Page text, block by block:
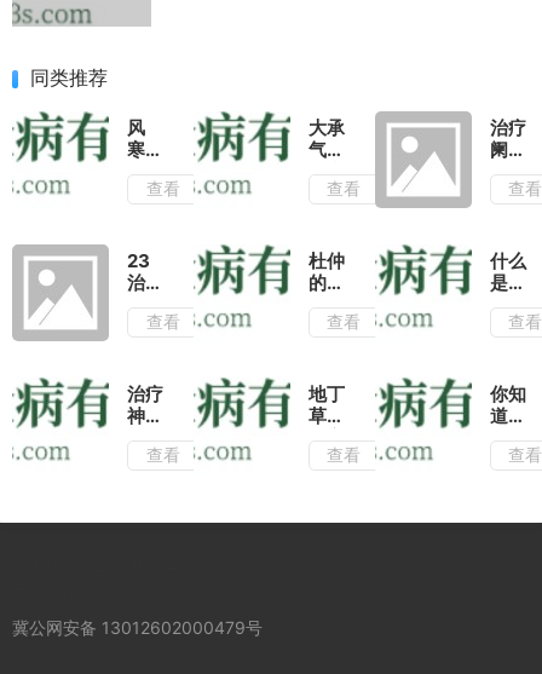
同类推荐
风
寒、
风热
之邪
患，
引起
的感
查看
大承
气汤
治疗
脑膜
分析
查看
治疗
阑尾
炎妙
方
查看
23
治疗
咯血
的妙
查看
杜仲
的功
效与
作用
推荐
3种
杜仲
的临
疗肾
查看
什么
是血
满
草?
草的
这几
种搭
配用
有很
查看
治疗
神经
性皮
炎有
查看
地丁
草是
北方
常见
毒
查看
你知
道有
利于
脑的
查看
冀公网安备 13012602000479号